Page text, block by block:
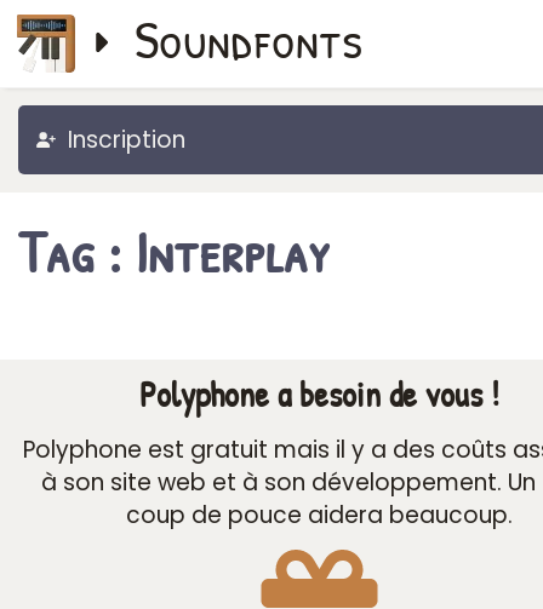
Soundfonts
Inscription
Tag : Interplay
Polyphone a besoin de vous !
Polyphone est gratuit mais il y a des coûts
à son site web et à son développement.
coup de pouce aidera beaucoup.